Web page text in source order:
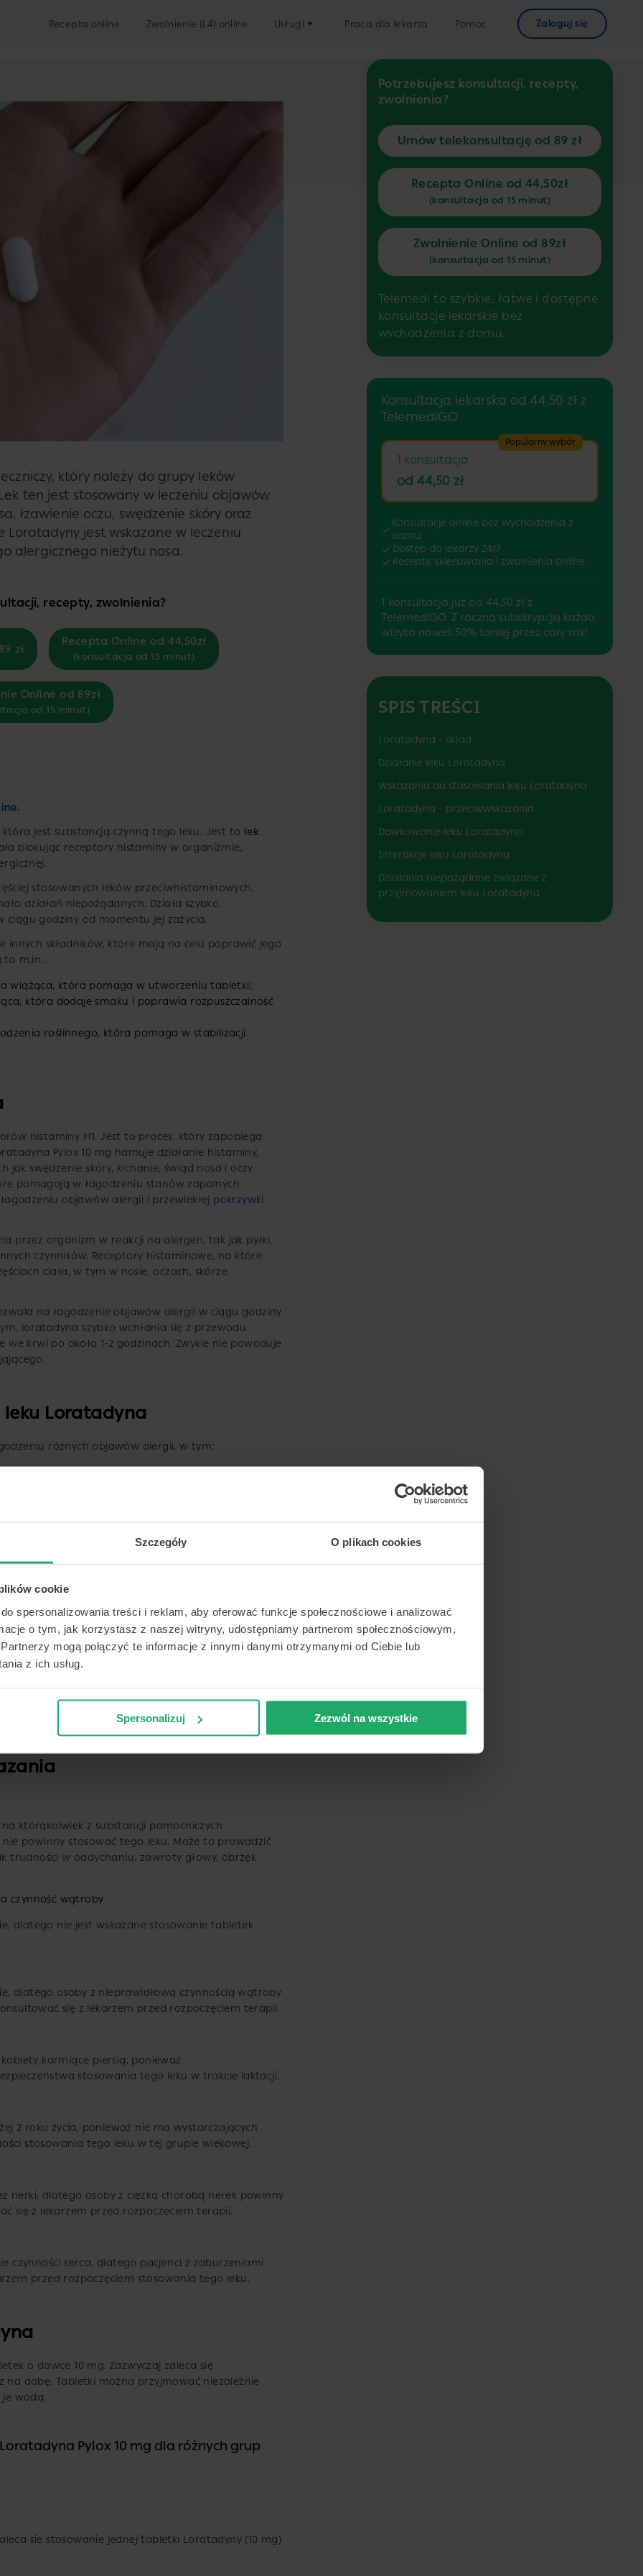
Szczegóły O plikach cookies
cookie
spersonalizowania treści i reklam, aby oferować funkcje społecznościowe i analizować
o tym, jak korzystasz z naszej witryny, udostępniamy partnerom społecznościowym,
mogą połączyć te informacje z innymi danymi otrzymanymi od Ciebie lub
z ich usług.
Spersonalizuj Zezwól na wszystkie
Recepta online Zwolnienie (L4) online Usługi Praca dla lekarza Pomoc Zaloguj się
który należy do grupy leków
ten jest stosowany w leczeniu objawów
łzawienie oczu, swędzenie skóry oraz
Loratadyny jest wskazane w leczeniu
alergicznego nieżytu nosa.
recepty, zwolnienia?
zł
Recepta Online od 44,50zł
(konsultacja od 15 minut)
Online od 89zł
od 15 minut)
.
która jest substancją czynną tego leku. Jest to lek
blokując receptory histaminy w organizmie,
stosowanych leków przeciwhistaminowych,
działań niepożądanych. Działa szybko,
ciągu godziny od momentu jej zażycia.
innych składników, które mają na celu poprawić jego
to m.in.:
wiążąca, która pomaga w utworzeniu tabletki;
która dodaje smaku i poprawia rozpuszczalność
roślinnego, która pomaga w stabilizacji
histaminy H1. Jest to proces, który zapobiega
Pylox 10 mg hamuje działanie histaminy,
swędzenie skóry, kichanie, świąd nosa i oczy.
pomagają w łagodzeniu stanów zapalnych
objawów alergii i przewlekłej pokrzywki
przez organizm w reakcji na alergen, tak jak pyłki,
czynników. Receptory histaminowe, na które
ciała, w tym w nosie, oczach, skórze
na łagodzenie objawów alergii w ciągu godziny
loratadyna szybko wchłania się z przewodu
krwi po około 1-2 godzinach. Zwykle nie powoduje
Loratadyna
różnych objawów alergii, w tym:
nosa, który występuje w wyniku reakcji
kichaniem, wodnistym wyciekiem z nosa
w łagodzeniu tych objawów, dzięki czemu pacjenci
skórna, która charakteryzuje się pojawianiem się
które są swędzące i bolesne. Loratadyna jest
czemu pacjenci mogą odczuć ulgę w swoim
objawówalergii takich jak swędzenie skóry, kichanie,
którąkolwiek z substancji pomocniczych
nie powinny stosować tego leku. Może to prowadzić
trudności w oddychaniu, zawroty głowy, obrzęk
czynność wątroby
dlatego nie jest wskazane stosowanie tabletek
dlatego osoby z nieprawidłową czynnością wątroby
się z lekarzem przed rozpoczęciem terapii.
karmiące piersią, ponieważ
stosowania tego leku w trakcie laktacji.
2 roku życia, ponieważ nie ma wystarczających
stosowania tego leku w tej grupie wiekowej.
nerki, dlatego osoby z ciężką chorobą nerek powinny
się z lekarzem przed rozpoczęciem terapii.
czynności serca, dlatego pacjenci z zaburzeniami
przed rozpoczęciem stosowania tego leku.
o dawce 10 mg. Zazwyczaj zaleca się
dobę. Tabletki można przyjmować niezależnie
je wodą.
Pylox 10 mg dla różnych grup
się stosowanie jednej tabletki Loratadyny (10 mg)
Potrzebujesz konsultacji, recepty,
zwolnienia?
Umów telekonsultację od 89 zł
Recepta Online od 44,50zł
(konsultacja od 15 minut)
Zwolnienie Online od 89zł
(konsultacja od 15 minut)
Telemedi to szybkie, łatwe i dostępne
konsultacje lekarskie bez
wychodzenia z domu.
Konsultacja lekarska od 44,50 zł z
TelemediGO
Popularny wybór
1 konsultacja
od 44,50 zł
Konsultacje online bez wychodzenia z
domu
Dostęp do lekarzy 24/7
Recepty, skierowania i zwolnienia online
1 konsultacja już od 44,50 zł z
TelemediGO. Z roczną subskrypcją każda
wizyta nawet 50% taniej przez cały rok!
SPIS TREŚCI
Loratadyna - skład
Działanie leku Loratadyna
Wskazania do stosowania leku Loratadyna
Loratadyna - przeciwwskazania
Dawkowanie leku Loratadyna
Interakcje leku Loratadyna
Działania niepożądane związane z
przyjmowaniem leku Loratadyna